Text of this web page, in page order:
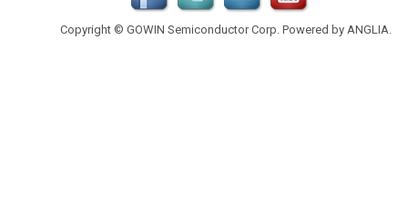
Copyright © GOWIN Semiconductor Corp. Powered by ANGLIA.